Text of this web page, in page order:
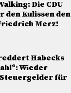
Die CDU
den Kulissen den
Merz!
Habecks
Wieder
für